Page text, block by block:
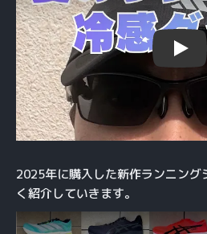
Play
2025年に購入した新作ランニン
く紹介していきます。